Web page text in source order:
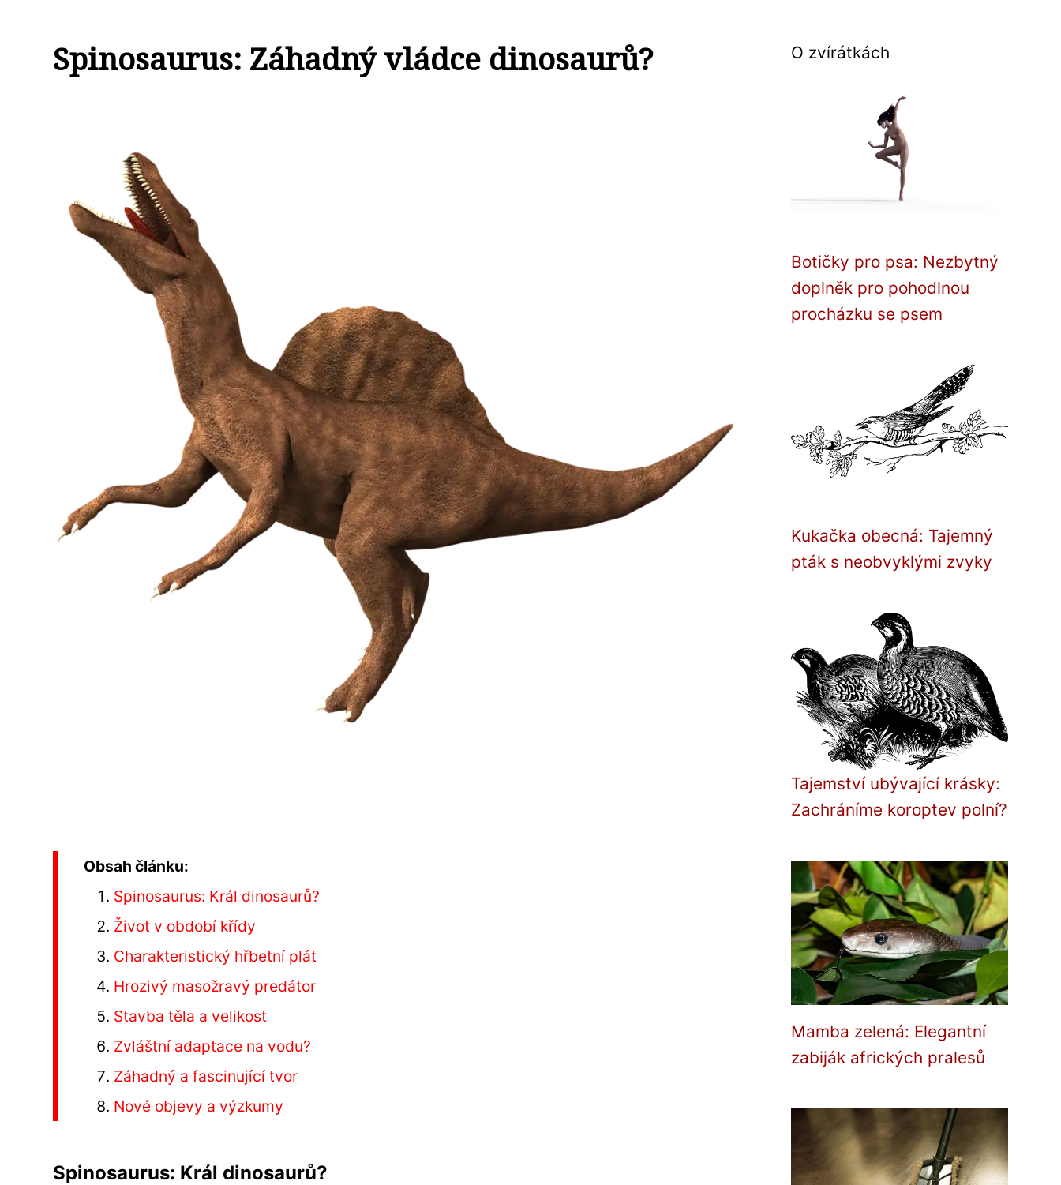
Spinosaurus: Záhadný vládce dinosaurů?
Obsah článku:
Spinosaurus: Král dinosaurů?
Život v období křídy
Charakteristický hřbetní plát
Hrozivý masožravý predátor
Stavba těla a velikost
Zvláštní adaptace na vodu?
Záhadný a fascinující tvor
Nové objevy a výzkumy
Spinosaurus: Král dinosaurů?
O zvírátkách
Botičky pro psa: Nezbytný
doplněk pro pohodlnou
procházku se psem
Kukačka obecná: Tajemný
pták s neobvyklými zvyky
Tajemství ubývající krásky:
Zachráníme koroptev polní?
Mamba zelená: Elegantní
zabiják afrických pralesů